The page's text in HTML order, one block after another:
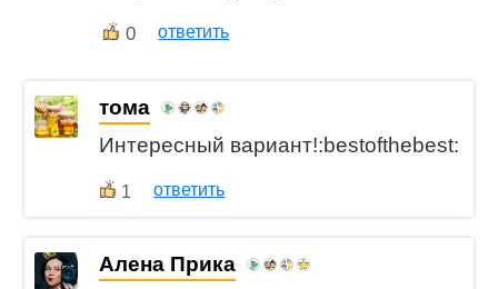
0 ответить
тома
Интересный вариант!:bestofthebest:
1 ответить
Алена Прика